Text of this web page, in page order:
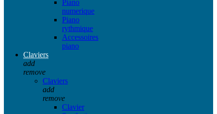
Piano
numerique
Piano
rythmique
Accessoires
piano
Claviers
add
remove
Claviers
add
remove
Clavier